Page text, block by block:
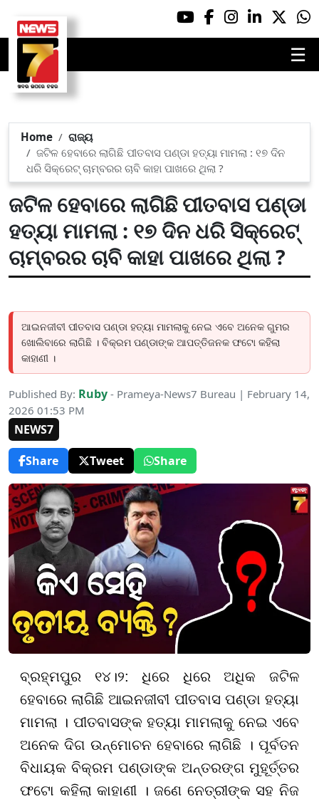
☰
Home
ରାଜ୍ୟ
ଜଟିଳ ହେବାରେ ଲାଗିଛି ପୀତବାସ ପଣ୍ଡା ହତ୍ୟା ମାମଲା : ୧୭ ଦିନ
ଧରି ସିକ୍ରେଟ୍ ଚାମ୍ବରର ଚାବି କାହା ପାଖରେ ଥିଲା ?
ଜଟିଳ ହେବାରେ ଲାଗିଛି ପୀତବାସ ପଣ୍ଡା
ହତ୍ୟା ମାମଲା : ୧୭ ଦିନ ଧରି ସିକ୍ରେଟ୍
ଚାମ୍ବରର ଚାବି କାହା ପାଖରେ ଥିଲା ?
ଆଇନଜୀବୀ ପୀତବାସ ପଣ୍ଡା ହତ୍ୟା ମାମଲାକୁ ନେଇ ଏବେ ଅନେକ ଗୁମର
ଖୋଲିବାରେ ଲାଗିଛି । ବିକ୍ରମ ପଣ୍ଡାଙ୍କ ଆପତ୍ତିଜନକ ଫଟୋ କହିଲା
କାହାଣୀ ।
Published By: Ruby - Prameya-News7 Bureau | February 14,
2026 01:53 PM
NEWS7
Share
Tweet Share
ବ୍ରହ୍ମପୁର ୧୪।୨: ଧିରେ ଧିରେ ଅଧିକ ଜଟିଳ
ହେବାରେ ଲାଗିଛି ଆଇନଜୀବୀ ପୀତବାସ ପଣ୍ଡା ହତ୍ୟା
ମାମଲା । ପୀତବାସଙ୍କ ହତ୍ୟା ମାମଲାକୁ ନେଇ ଏବେ
ଅନେକ ଦିଗ ଉନ୍ମୋଚନ ହେବାରେ ଲାଗିଛି । ପୂର୍ବତନ
ବିଧାୟକ ବିକ୍ରମ ପଣ୍ଡାଙ୍କ ଅନ୍ତରଙ୍ଗ ମୁହୂର୍ତ୍ତର
ଫଟୋ କହିଲା କାହାଣୀ । ଜଣେ ନେତ୍ରୀଙ୍କ ସହ ନିଜ